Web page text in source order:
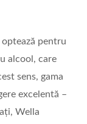
pentru
alcool, care
sens, gama
excelentă –
Wella